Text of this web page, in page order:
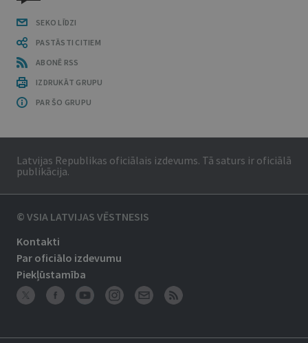
SEKO LĪDZI
PASTĀSTI CITIEM
ABONĒ RSS
IZDRUKĀT GRUPU
PAR ŠO GRUPU
Latvijas Republikas oficiālais izdevums. Tā saturs ir oficiālā
publikācija.
© VSIA LATVIJAS VĒSTNESIS
Kontakti
Par oficiālo izdevumu
Piekļūstamība